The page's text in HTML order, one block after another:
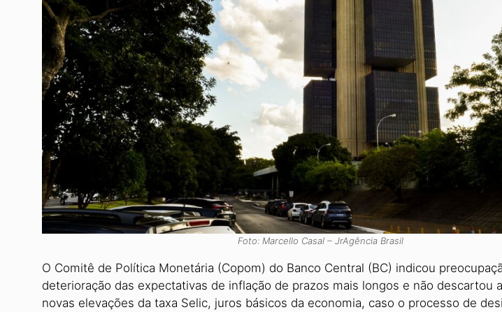
Foto: Marcello Casal – JrAgência Brasil
O Comitê de Política Monetária (Copom) do Banco Central (BC) indicou
deterioração das expectativas de inflação de prazos mais longos e não descartou
novas elevações da taxa Selic, juros básicos da economia, caso o processo de